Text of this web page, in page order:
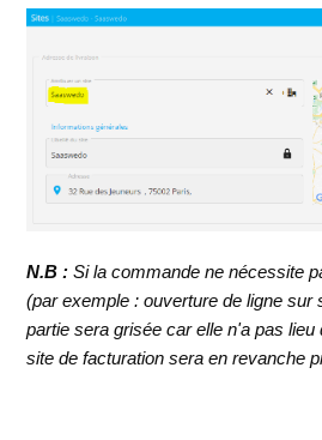
N.B : Si la commande ne nécessite
(par exemple : ouverture de ligne sur
partie sera grisée car elle n'a pas
site de facturation sera en revanche